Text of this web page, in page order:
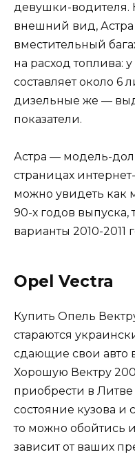
девушки-водителя.
внешний вид,
вместительный
на расход топлива:
составляет около 6
дизельные же —
показатели.
Астра — модель-
страницах
можно увидеть как
90-х годов
варианты 2010-2011
Opel Vectra
Купить Опель
стараются
сдающие свои авто
Хорошую Вектру
приобрести в Литве
состояние кузова и
то можно обойтись
зависит от ваших